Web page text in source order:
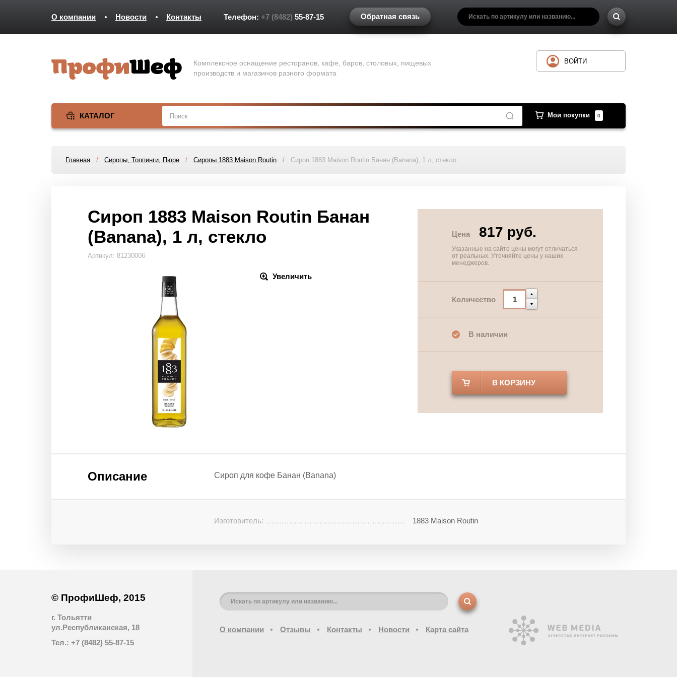
О компании Новости Контакты Телефон: +7 (8482) 55-87-15 Обратная связь
Комплексное оснащение ресторанов, кафе, баров, столовых, пищевых
производств и магазинов разного формата
КАТАЛОГ Мои покупки 0
ВОЙТИ
Главная / Сиропы, Топпинги, Пюре / Сиропы 1883 Maison Routin / Сироп 1883 Maison Routin Банан (Banana), 1 л, стекло
Сироп 1883 Maison Routin Банан
(Banana), 1 л, стекло
Артикул: 81230006
Увеличить
Цена 817 руб.
Указанные на сайте цены могут отличаться
от реальных. Уточняйте цены у наших
менеджеров.
Количество
В наличии
В КОРЗИНУ
Описание Сироп для кофе Банан (Banana)
Изготовитель: 1883 Maison Routin
© ПрофиШеф, 2015
г. Тольятти
ул.Республиканская, 18
Тел.: +7 (8482) 55-87-15
О компании Отзывы Контакты Новости Карта сайта